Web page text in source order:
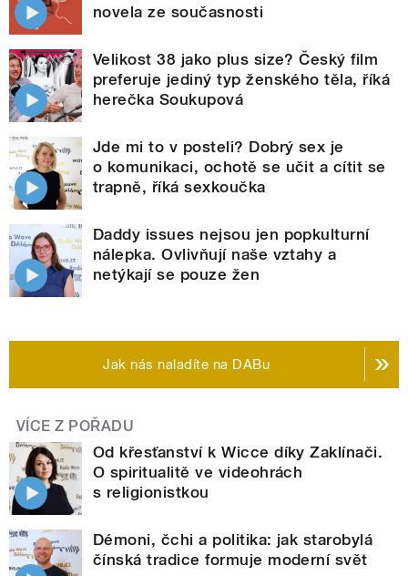
novela ze současnosti
Velikost 38 jako plus size? Český film
preferuje jediný typ ženského těla, říká
herečka Soukupová
Jde mi to v posteli? Dobrý sex je
o komunikaci, ochotě se učit a cítit se
trapně, říká sexkoučka
Daddy issues nejsou jen popkulturní
nálepka. Ovlivňují naše vztahy a
netýkají se pouze žen
Jak nás naladíte na DABu
VÍCE Z POŘADU
Od křesťanství k Wicce díky Zaklínači.
O spiritualitě ve videohrách
s religionistkou
Démoni, čchi a politika: jak starobylá
čínská tradice formuje moderní svět